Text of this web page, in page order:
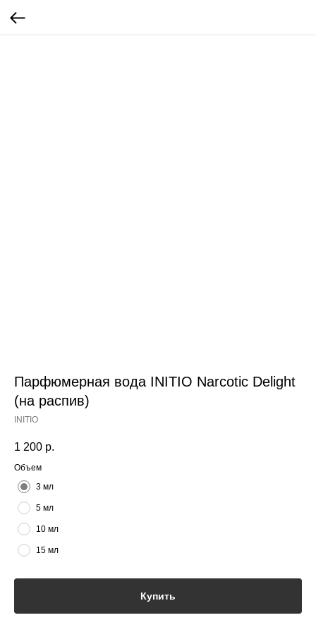
Парфюмерная вода INITIO Narcotic Delight
(на распив)
INITIO
1 200 р.
Объем
3 мл
5 мл
10 мл
15 мл
Купить